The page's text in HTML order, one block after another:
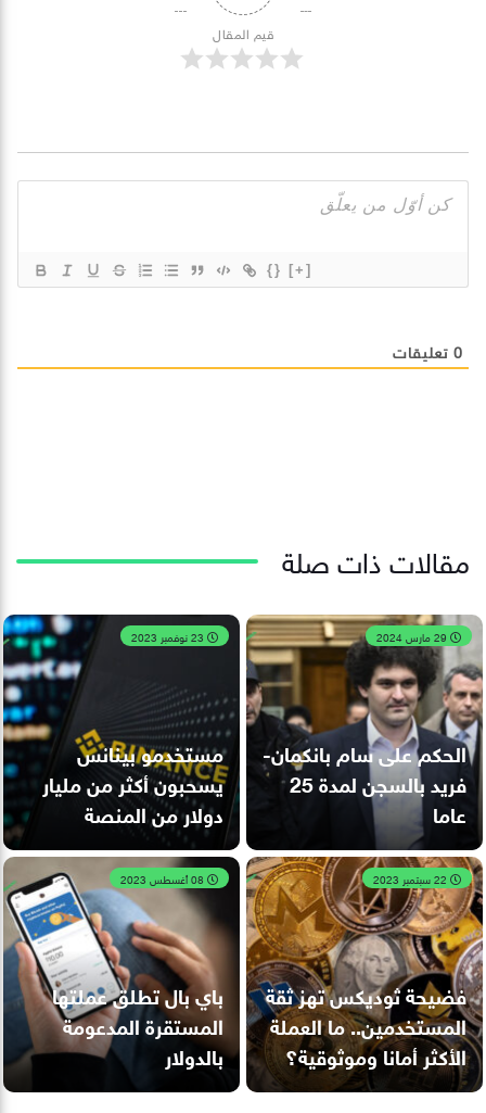
قيم المقال
{} [+]
0 تعليقات
مقالات ذات صلة
الحكم على سام بانكمان-
فريد بالسجن لمدة 25
عاما
مستخدمو بينانس
يسحبون أكثر من مليار
دولار من المنصة
فضيحة ثوديكس تهز ثقة
المستخدمين.. ما العملة
الأكثر أمانا وموثوقية؟
باي بال تطلق عملتها
المستقرة المدعومة
بالدولار